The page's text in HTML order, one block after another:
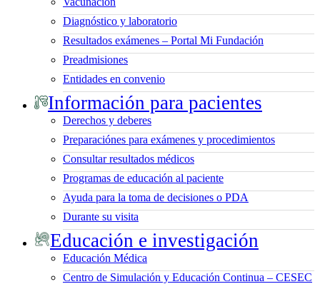
Diagnóstico y laboratorio
Resultados exámenes – Portal Mi Fundación
Preadmisiones
Entidades en convenio
Información para pacientes
Derechos y deberes
Preparaciónes para exámenes y procedimientos
Consultar resultados médicos
Programas de educación al paciente
Ayuda para la toma de decisiones o PDA
Durante su visita
Educación e investigación
Educación Médica
Centro de Simulación y Educación Continua – CESEC